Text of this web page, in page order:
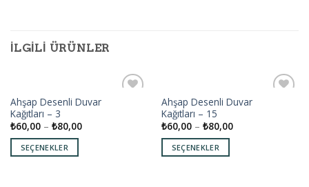
İLGILI ÜRÜNLER
Ahşap Desenli Duvar
Kağıtları – 3
₺60,00– ₺80,00
SEÇENEKLER
Ahşap Desenli Duvar
Kağıtları – 15
₺60,00– ₺80,00
SEÇENEKLER